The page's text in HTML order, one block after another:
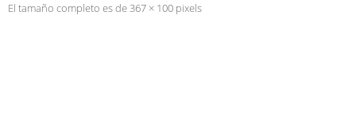
El tamaño completo es de367 × 100 pixels